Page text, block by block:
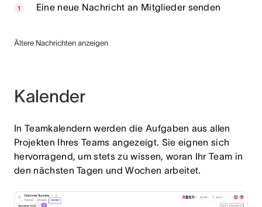
Eine neue Nachricht an Mitglieder senden
Ältere Nachrichten anzeigen
Kalender
In Teamkalendern werden die Aufgaben aus allen
Projekten Ihres Teams angezeigt. Sie eignen sich
hervorragend, um stets zu wissen, woran Ihr Team in
den nächsten Tagen und Wochen arbeitet.